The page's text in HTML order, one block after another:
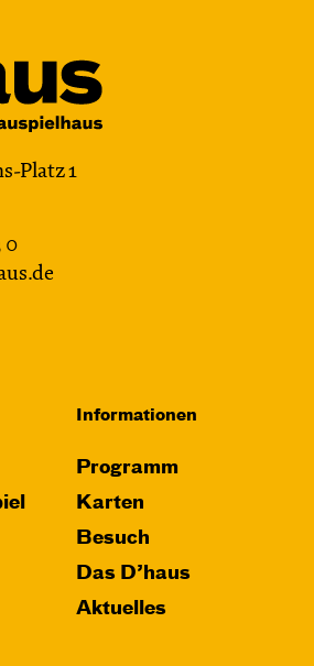
Platz 1
0
Informationen
Programm
Karten
Besuch
Das D’haus
Aktuelles